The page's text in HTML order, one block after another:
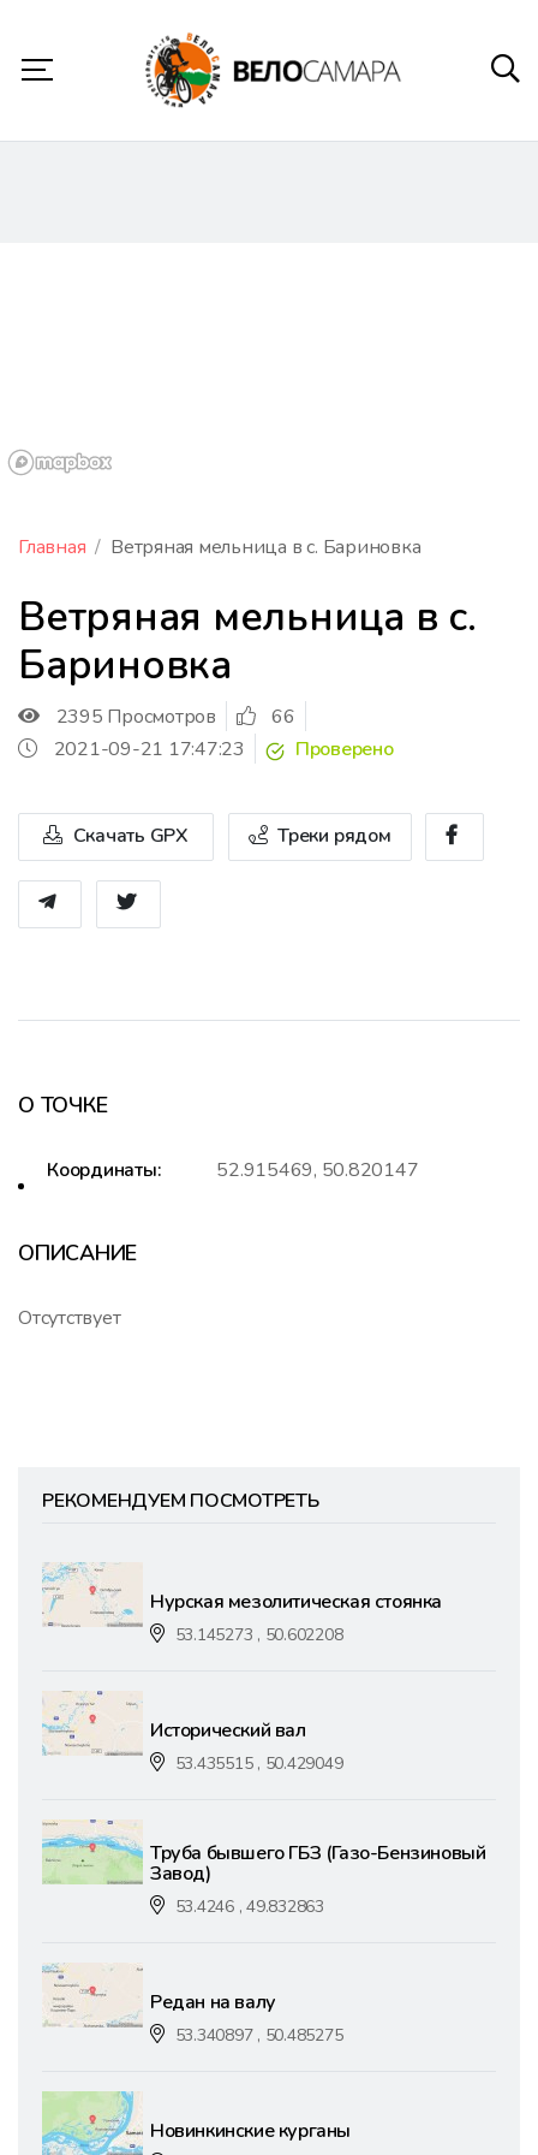
Главная Ветряная мельница в с. Бариновка
Ветряная мельница в с.
Бариновка
2395 Просмотров
66
2021-09-21 17:47:23
Проверено
Скачать GPX Треки рядом
О ТОЧКЕ
Координаты: 52.915469, 50.820147
ОПИСАНИЕ
Отсутствует
РЕКОМЕНДУЕМ ПОСМОТРЕТЬ
Нурская мезолитическая стоянка
53.145273 , 50.602208
Исторический вал
53.435515 , 50.429049
Труба бывшего ГБЗ (Газо-Бензиновый
Завод)
53.4246 , 49.832863
Редан на валу
53.340897 , 50.485275
Новинкинские курганы